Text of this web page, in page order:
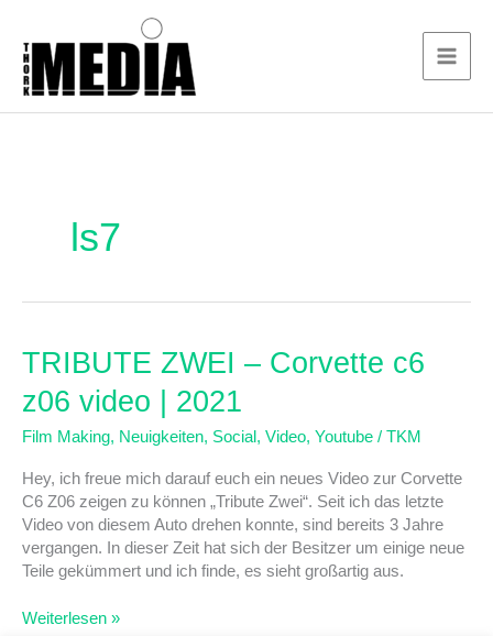
springen
ls7
TRIBUTE ZWEI – Corvette c6
z06 video | 2021
Film Making, Neuigkeiten, Social , Video, Youtube / TKM
Hey, ich freue mich darauf euch ein neues Video zur Corvette
C6 Z06 zeigen zu können „Tribute Zwei“. Seit ich das letzte
Video von diesem Auto drehen konnte, sind bereits 3 Jahre
vergangen. In dieser Zeit hat sich der Besitzer um einige neue
Teile gekümmert und ich finde, es sieht großartig aus.
TRIBUTE
ZWEI
–
c6
z06
video
|
Weiterlesen »